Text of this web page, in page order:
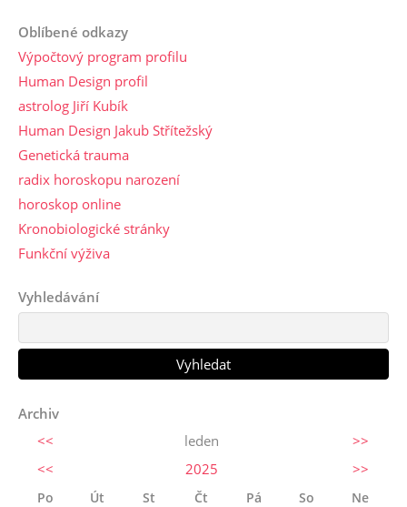
Oblíbené odkazy
Výpočtový program profilu
Human Design profil
astrolog Jiří Kubík
Human Design Jakub Střítežský
Genetická trauma
radix horoskopu narození
horoskop online
Kronobiologické stránky
Funkční výživa
Vyhledávání
Archiv
<<
leden
>>
<<
2025 >>
Po Út St Čt Pá So Ne